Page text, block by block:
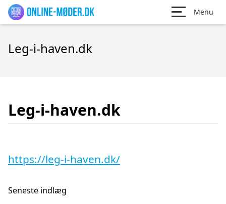
Menu
Leg-i-haven.dk
Leg-i-haven.dk
https://leg-i-haven.dk/
Seneste indlæg